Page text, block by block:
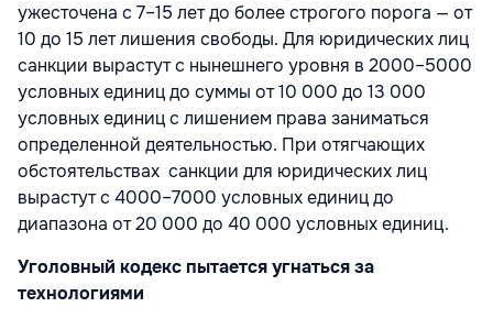
ужесточена с 7–15 лет до более строгого порога — от
10 до 15 лет лишения свободы. Для юридических лиц
санкции вырастут с нынешнего уровня в 2000–5000
условных единиц до суммы от 10 000 до 13 000
условных единиц с лишением права заниматься
определенной деятельностью. При отягчающих
обстоятельствах санкции для юридических лиц
вырастут с 4000–7000 условных единиц до
диапазона от 20 000 до 40 000 условных единиц.
Уголовный кодекс пытается угнаться за
технологиями